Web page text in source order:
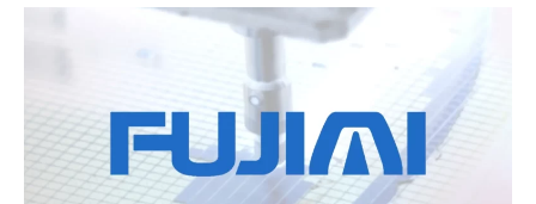
年
収
企
業
研